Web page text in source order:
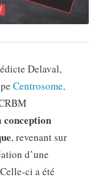
Delaval,
Centrosome,
conception
, revenant sur
d’une
ci a été